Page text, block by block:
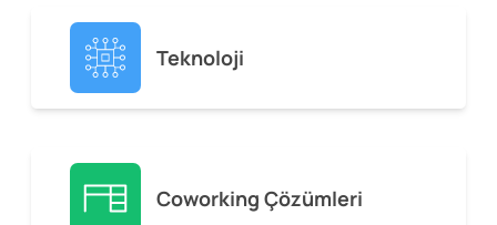
Teknoloji
Coworking Çözümleri